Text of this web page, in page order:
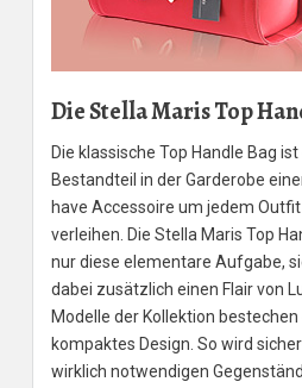
Die Stella Maris Top
Die klassische Top Handle Bag
Bestandteil in der Garderobe
have Accessoire um jedem
verleihen. Die Stella Maris Top
nur diese elementare Aufgabe,
dabei zusätzlich einen Flair von
Modelle der Kollektion
kompaktes Design. So wird
wirklich notwendigen